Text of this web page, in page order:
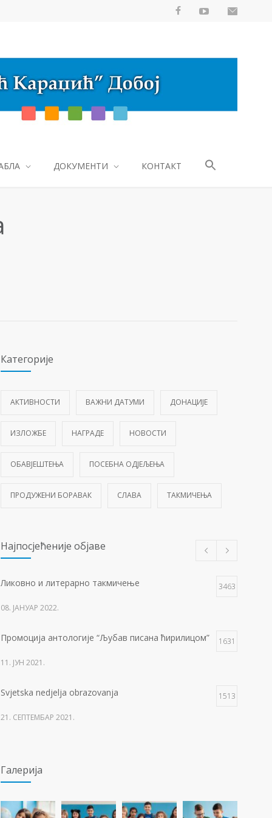
ДОКУМЕНТИ КОНТАКТ
Категорије
АКТИВНОСТИ ВАЖНИ ДАТУМИ ДОНАЦИЈЕ
ИЗЛОЖБЕ НАГРАДЕ НОВОСТИ
ОБАВЈЕШТЕЊА ПОСЕБНА ОДЈЕЉЕЊА
ПРОДУЖЕНИ БОРАВАК СЛАВА ТАКМИЧЕЊА
Најпосјећеније објаве
Ликовно и литерарно такмичење 3463
08. ЈАНУАР 2022.
Промоција антологије “Љубав писана ћирилицом” 1631
11. ЈУН 2021.
Svjetska nedjelja obrazovanja 1513
21. СЕПТЕМБАР 2021.
09. ОКТОБАР 2021.
Прва награда на понос Града Добоја 1429
Галерија